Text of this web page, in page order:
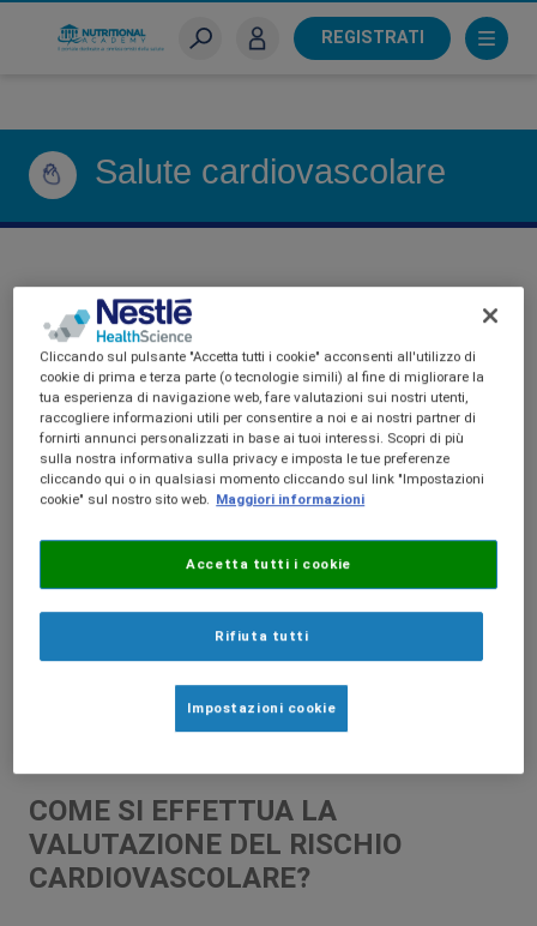
REGISTRATI
Salute cardiovascolare
SALUTE CARDIOVASCOLARE
Terapia Nutrizionale Articolo
COME SI EFFETTUA LA
VALUTAZIONE DEL RISCHIO
CARDIOVASCOLARE?
Cliccando sul pulsante "Accetta tutti i cookie" acconsenti all'utilizzo di
cookie di prima e terza parte (o tecnologie simili) al fine di migliorare la
tua esperienza di navigazione web, fare valutazioni sui nostri utenti,
raccogliere informazioni utili per consentire a noi e ai nostri partner di
fornirti annunci personalizzati in base ai tuoi interessi. Scopri di più
sulla nostra informativa sulla privacy e imposta le tue preferenze
cliccando qui o in qualsiasi momento cliccando sul link "Impostazioni
cookie" sul nostro sito web. Maggiori informazioni
Rifiuta tutti
Accetta tutti i cookie
Impostazioni cookie